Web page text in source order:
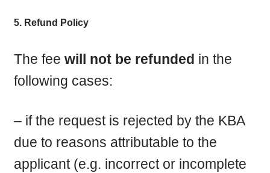
5. Refund Policy
The fee will not be refunded in the
following cases:
– if the request is rejected by the KBA
due to reasons attributable to the
applicant (e.g. incorrect or incomplete